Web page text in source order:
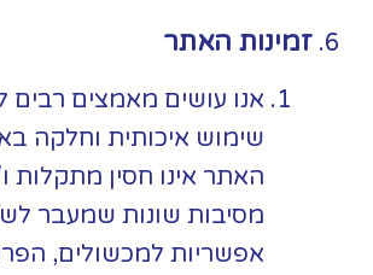
זמינות האתר
אנו עושים מאמצים רבים
שימוש איכותית וחלקה
האתר אינו חסין מתקלות
מסיבות שונות שמעבר
אפשריות למכשולים,